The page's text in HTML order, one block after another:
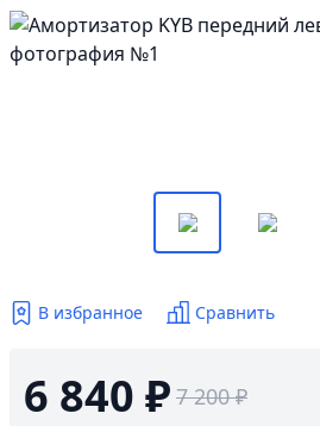
В избранное Сравнить
6 840 ₽ 7 200 ₽